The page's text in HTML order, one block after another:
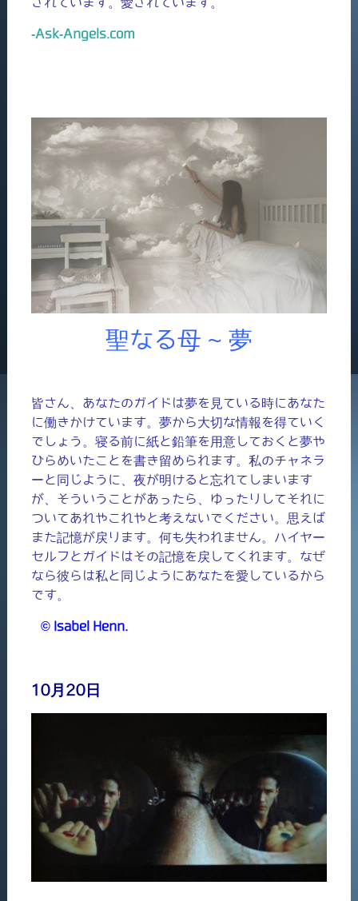
-Ask-Angels.com
聖なる母 ~ 夢
皆さん、あなたのガイドは夢を見ている時にあなた
に働きかけています。夢から大切な情報を得ていく
でしょう。寝る前に紙と鉛筆を用意しておくと夢や
ひらめいたことを書き留められます。私のチャネラ
ーと同じように、夜が明けると忘れてしまいます
が、そういうことがあったら、ゆったりしてそれに
ついてあれやこれやと考えないでください。思えば
また記憶が戻ります。何も失われません。ハイヤー
セルフとガイドはその記憶を戻してくれます。なぜ
なら彼らは私と同じようにあなたを愛しているから
です。
© Isabel Henn.
10月20日